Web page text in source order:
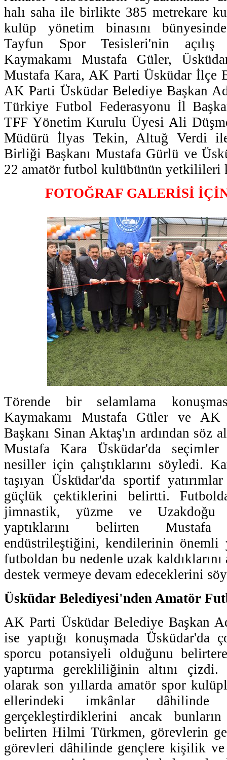
halı saha ile birlikte 385 metrekare
kulüp yönetim binasını
Tayfun Spor Tesisleri'nin açılış
Kaymakamı Mustafa Güler,
Mustafa Kara, AK Parti Üsküdar İlçe
AK Parti Üsküdar Belediye Başkan
Türkiye Futbol Federasyonu İl
TFF Yönetim Kurulu Üyesi Ali
Müdürü İlyas Tekin, Altuğ Verdi
Birliği Başkanı Mustafa Gürlü ve
22 amatör futbol kulübünün yetkilileri
FOTOĞRAF GALERİSİ
Törende bir selamlama
Kaymakamı Mustafa Güler ve
Başkanı Sinan Aktaş'ın ardından söz
Mustafa Kara Üsküdar'da
nesiller için çalıştıklarını söyledi.
taşıyan Üsküdar'da sportif
güçlük çektiklerini belirtti.
jimnastik, yüzme ve Uzakdoğu
yaptıklarını belirten
endüstrileştiğini, kendilerinin önemli
futboldan bu nedenle uzak
destek vermeye devam edeceklerini
Üsküdar Belediyesi'nden Amatör
AK Parti Üsküdar Belediye Başkan
ise yaptığı konuşmada Üsküdar'da
sporcu potansiyeli olduğunu
yaptırma gerekliliğinin altını çizdi.
olarak son yıllarda amatör spor
ellerindeki imkânlar dâhilinde
gerçekleştirdiklerini ancak
belirten Hilmi Türkmen, görevlerin
görevleri dâhilinde gençlere kişilik